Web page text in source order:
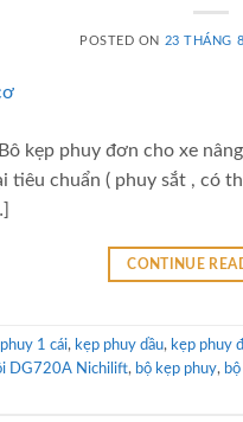
POSTED ON 23 THÁNG
kẹp phuy đơn cho xe
tiêu chuẩn ( phuy sắt , có
CONTINUE
1 cái, kẹp phuy dầu, kẹp phuy
DG720A Nichilift, bộ kẹp phuy,